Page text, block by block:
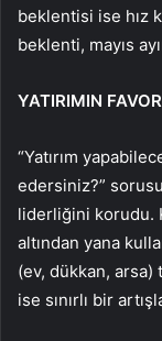
beklentisi ise hız
beklenti, mayıs
YATIRIMIN
“Yatırım
edersiniz?”
liderliğini korudu.
altından yana
(ev, dükkan,
ise sınırlı bir